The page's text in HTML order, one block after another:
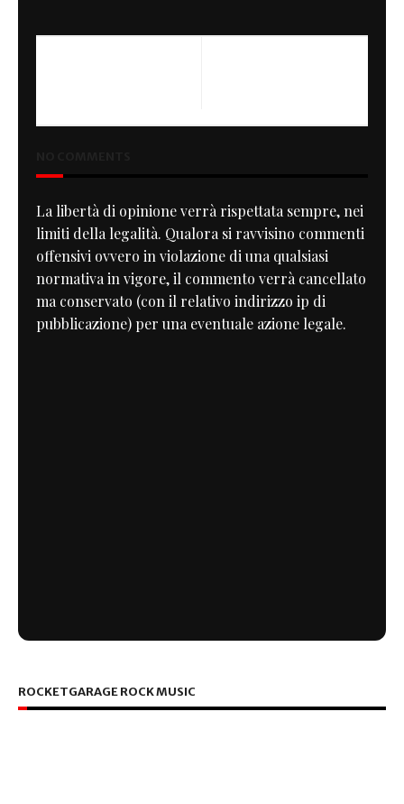
La libertà di opinione verrà rispettata sempre, nei
limiti della legalità. Qualora si ravvisino commenti
offensivi ovvero in violazione di una qualsiasi
normativa in vigore, il commento verrà cancellato
ma conservato (con il relativo indirizzo ip di
pubblicazione) per una eventuale azione legale.
ROCKETGARAGE ROCK MUSIC